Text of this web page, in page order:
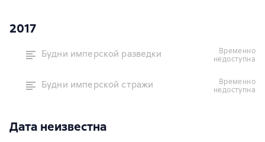
2017
Будни имперской разведки
временно
недоступна
Будни имперской стражи
временно
недоступна
Дата неизвестна